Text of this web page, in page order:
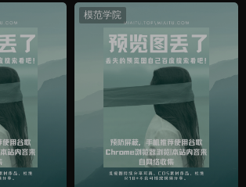
模范学院